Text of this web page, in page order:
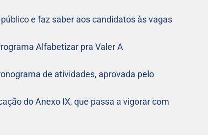
e faz saber aos candidatos às vagas
Alfabetizar pra Valer A
de atividades, aprovada pelo
do Anexo IX, que passa a vigorar com